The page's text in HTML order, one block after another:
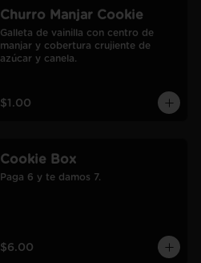
Churro Manjar Cookie
Galleta de vainilla con centro de
manjar y cobertura crujiente de
azúcar y canela.
$1.00
Cookie Box
Paga 6 y te damos 7.
$6.00